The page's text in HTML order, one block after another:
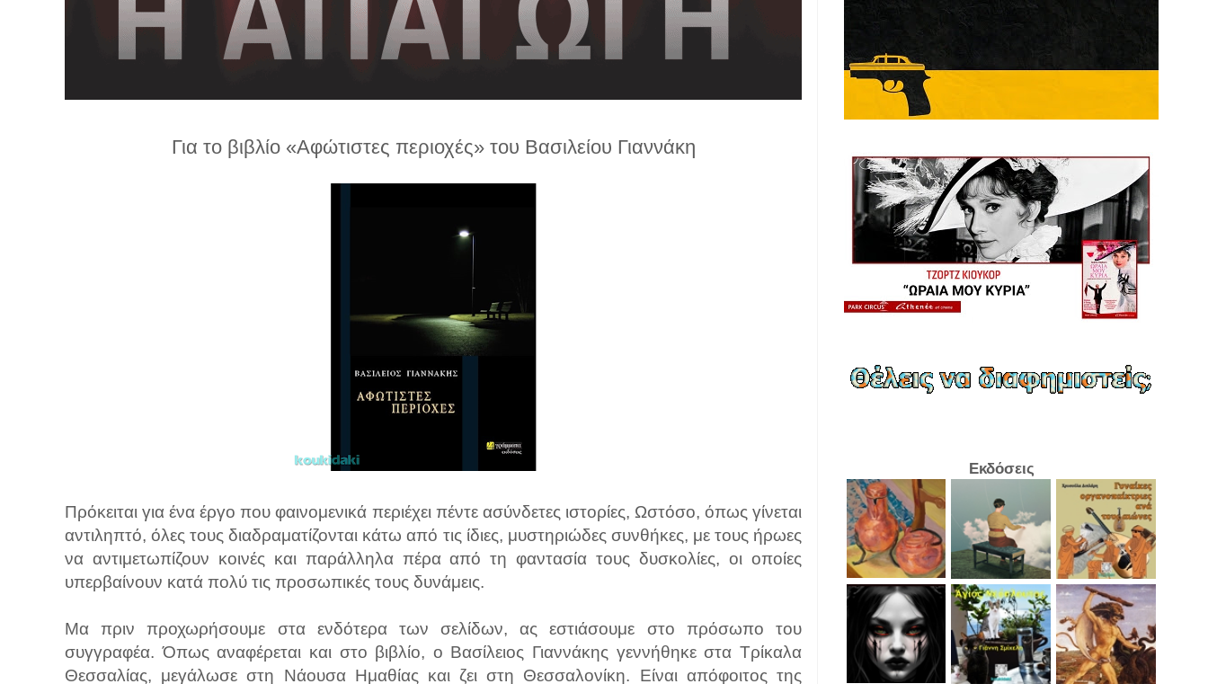
Για το βιβλίο «Αφώτιστες περιοχές» του Βασιλείου Γιαννάκη
Πρόκειται για ένα έργο που φαινομενικά περιέχει πέντε ασύνδετες ιστορίες, Ωστόσο, όπως γίνεται
αντιληπτό, όλες τους διαδραματίζονται κάτω από τις ίδιες, μυστηριώδες συνθήκες, με τους ήρωες
να αντιμετωπίζουν κοινές και παράλληλα πέρα από τη φαντασία τους δυσκολίες, οι οποίες
υπερβαίνουν κατά πολύ τις προσωπικές τους δυνάμεις.
Μα πριν προχωρήσουμε στα ενδότερα των σελίδων, ας εστιάσουμε στο πρόσωπο του
συγγραφέα. Όπως αναφέρεται και στο βιβλίο, ο Βασίλειος Γιαννάκης γεννήθηκε στα Τρίκαλα
Θεσσαλίας, μεγάλωσε στη Νάουσα Ημαθίας και ζει στη Θεσσαλονίκη. Είναι απόφοιτος της
Εκδόσεις